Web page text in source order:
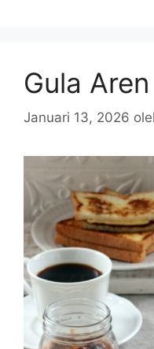
Gula
Januari 13, 2026